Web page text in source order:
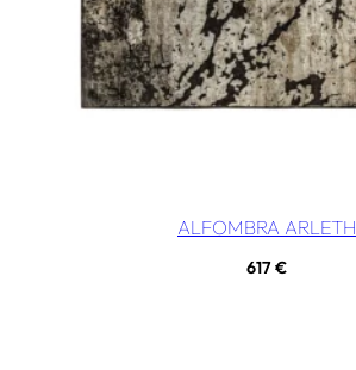
ALFOMBRA ARLETH
617€